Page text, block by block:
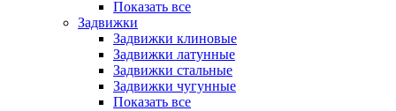
Показать все
Задвижки
Задвижки клиновые
Задвижки латунные
Задвижки стальные
Задвижки чугунные
Показать все